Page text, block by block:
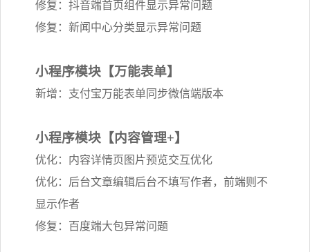
修复：抖音端首页组件显示异常问题
修复：新闻中心分类显示异常问题
小程序模块【万能表单】
新增：支付宝万能表单同步微信端版本
小程序模块【内容管理+】
优化：内容详情页图片预览交互优化
优化：后台文章编辑后台不填写作者，前端则不
显示作者
修复：百度端大包异常问题